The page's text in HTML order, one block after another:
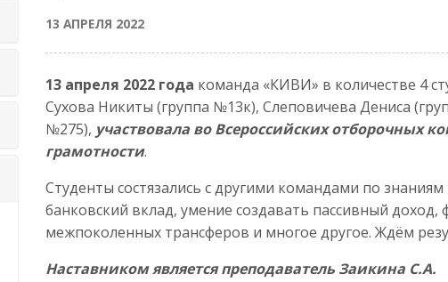
13 АПРЕЛЯ 2022
13 апреля 2022 года команда «КИВИ» в количестве 4
Сухова Никиты (группа №13к), Слеповичева Дениса
№275), участвовала во Всероссийских отборочных
грамотности.
Студенты состязались с другими командами по
банковский вклад, умение создавать пассивный
межпоколенных трансферов и многое другое. Ждём
Наставником является преподаватель Заикина С.А.